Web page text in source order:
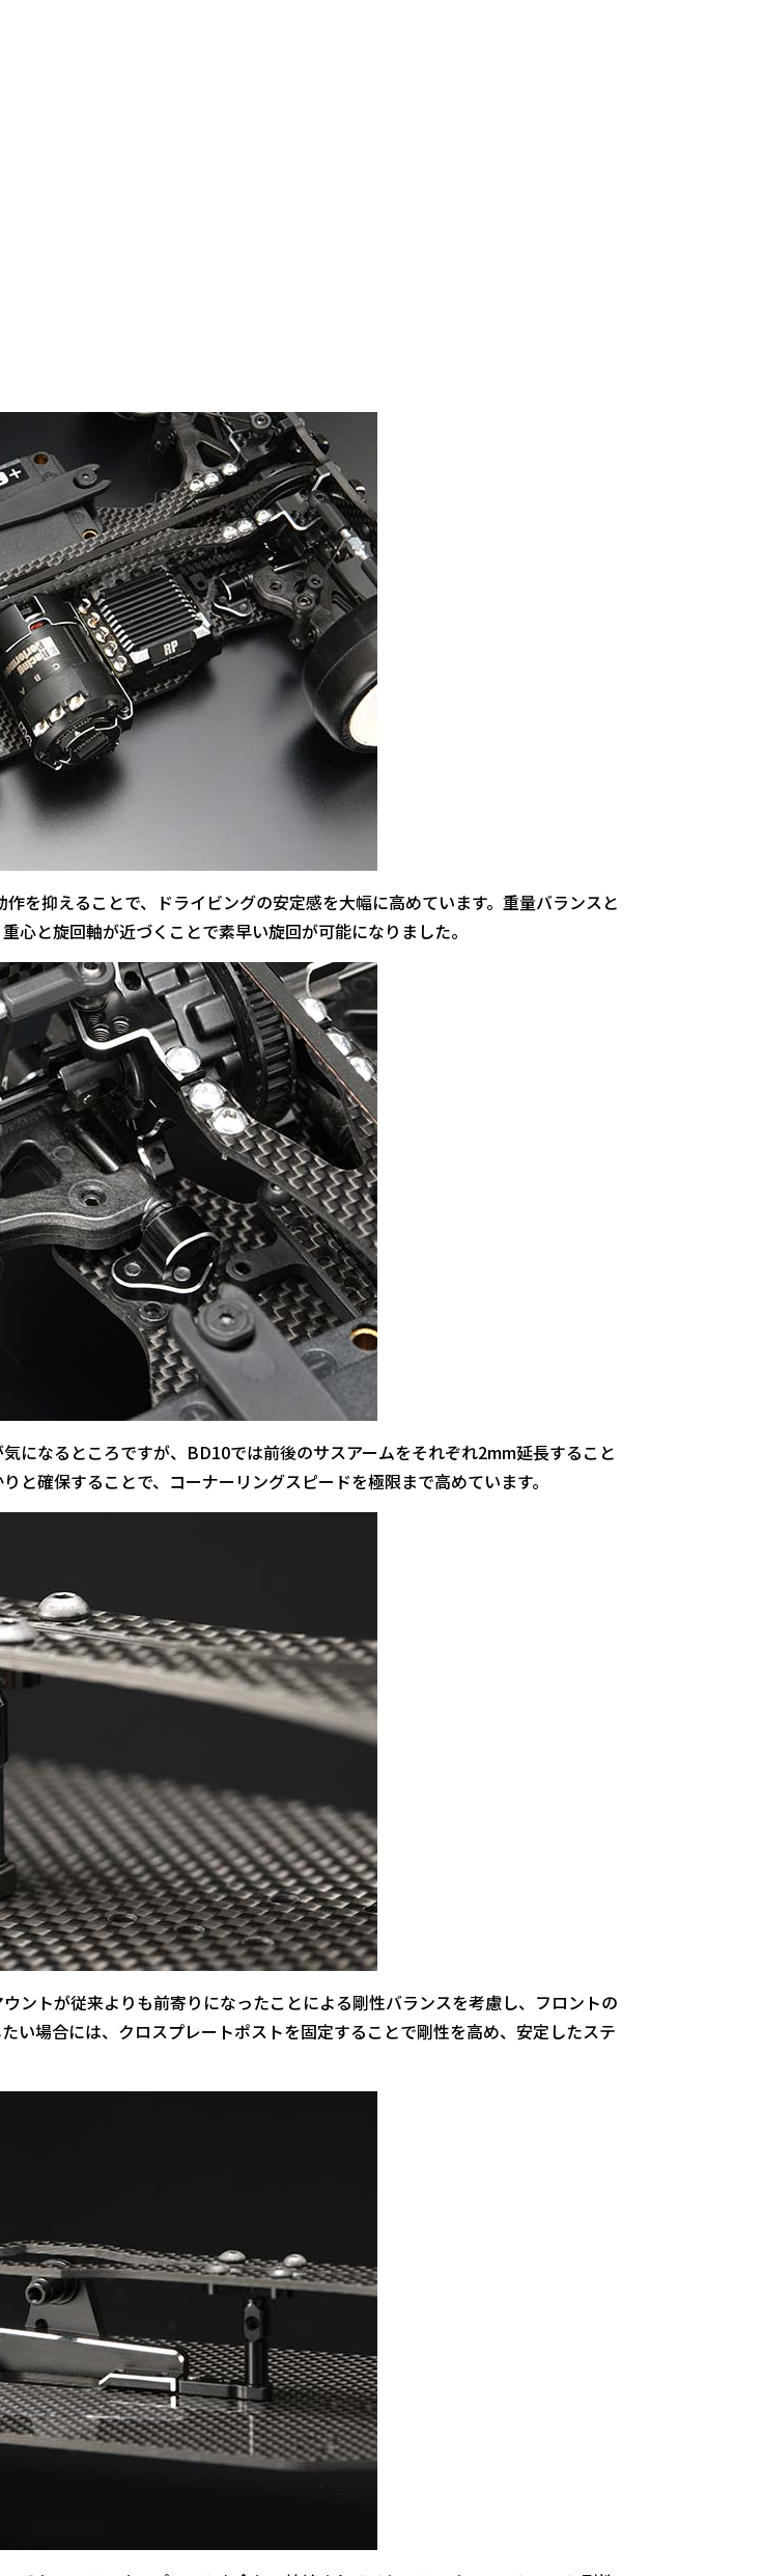
を抑えることで、ドライビングの安定感を大幅に高めています。重量バランスと
心と旋回軸が近づくことで素早い旋回が可能になりました。
になるところですが、BD10では前後のサスアームをそれぞれ2mm延長すること
確保することで、コーナーリングスピードを極限まで高めています。
ントが従来よりも前寄りになったことによる剛性バランスを考慮し、フロントの
い場合には、クロスプレートポストを固定することで剛性を高め、安定したステ